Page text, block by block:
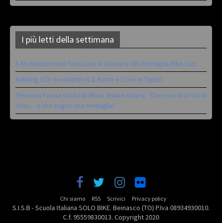
I più letti della settimana
A Montecoronaro festa per la chiusura del Romagna Bike Cup
Ranking UCI: Avondetto N.2. Berta e Corvi in Top10
Eleonora Farina studia la Black Snake iridata: “Che ricordi in Val di
Sole… e ora sogno una medaglia”
Chi siamo RSS Scrivici Privacy policy
S.I.S.B - Scuola Italiana SOLO BIKE. Beinasco (TO) P.Iva 08934930010.
C.f. 95559830013. Copyright 2020